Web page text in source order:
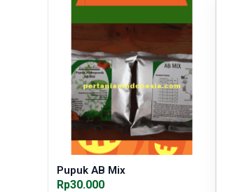
Pupuk AB Mix
Rp30.000